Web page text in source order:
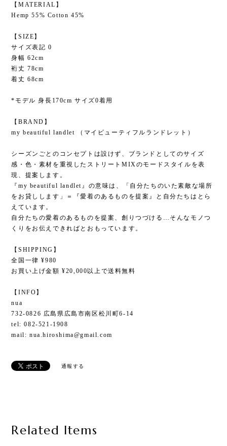
【MATERIAL】
Hemp 55% Cotton 45%
【SIZE】
サイズ表記 0
身幅 62cm
裄丈 78cm
着丈 68cm
*モデル 身長170cm サイズ0着用
【BRAND】
my beautiful landlet （マイビューティフルランドレット）
シーズンごとのコンセプトは設けず、ブランドとしてのサイズ
感・色・素材を重視したストリートMIXのモードスタイルを表
現、提案します。
『my beautiful landlet』の意味は、「自分たちのいた素敵な場所
をお貸しします」＝『愛着のあるものを提案』と自分たちはとら
えています。
自分たちの愛着のあるものを提案、創りつづける…そんなモノつ
くりをお伝えできればとおもっています。
【SHIPPING】
全国一律 ¥980
お買い上げ金額 ¥20,000以上で送料無料
【INFO】
nua
732-0826 広島県広島市南区松川町6-14
tel: 082-521-1908
mail: nua.hiroshima@gmail.com
通報する
Related Items